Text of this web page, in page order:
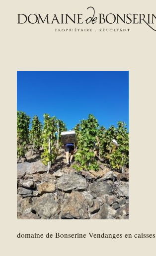
domaine de Bonserine Vendanges en caisses